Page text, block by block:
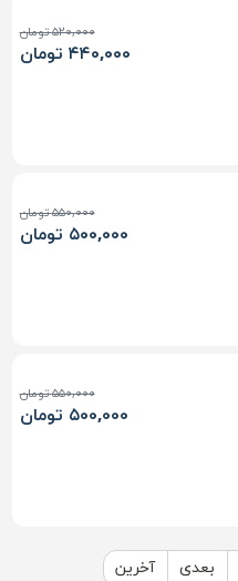
۵۲۰,۰۰۰ تومان
۴۴۰,۰۰۰ تومان
۵۵۰,۰۰۰ تومان
۵۰۰,۰۰۰ تومان
۵۵۰,۰۰۰ تومان
۵۰۰,۰۰۰ تومان
بعدی آخرین